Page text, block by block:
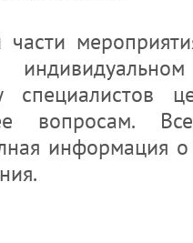
части
вопросам.
информация